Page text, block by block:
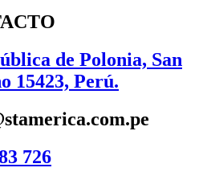
de Polonia, San
15423, Perú.
726